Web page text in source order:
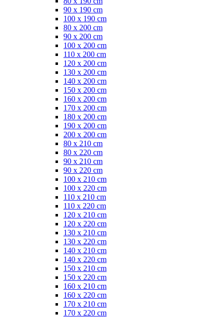
90 x 190 cm
100 x 190 cm
80 x 200 cm
90 x 200 cm
100 x 200 cm
110 x 200 cm
120 x 200 cm
130 x 200 cm
140 x 200 cm
150 x 200 cm
160 x 200 cm
170 x 200 cm
180 x 200 cm
190 x 200 cm
200 x 200 cm
80 x 210 cm
80 x 220 cm
90 x 210 cm
90 x 220 cm
100 x 210 cm
100 x 220 cm
110 x 210 cm
110 x 220 cm
120 x 210 cm
120 x 220 cm
130 x 210 cm
130 x 220 cm
140 x 210 cm
140 x 220 cm
150 x 210 cm
150 x 220 cm
160 x 210 cm
160 x 220 cm
170 x 210 cm
170 x 220 cm